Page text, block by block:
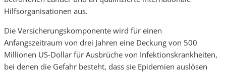
Hilfsorganisationen aus.
Die Versicherungskomponente wird für einen
Anfangszeitraum von drei Jahren eine Deckung von 500
Millionen US-Dollar für Ausbrüche von Infektionskrankheiten,
bei denen die Gefahr besteht, dass sie Epidemien auslösen